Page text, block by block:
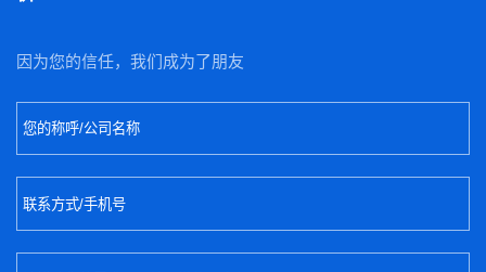
因为您的信任，我们成为了朋友